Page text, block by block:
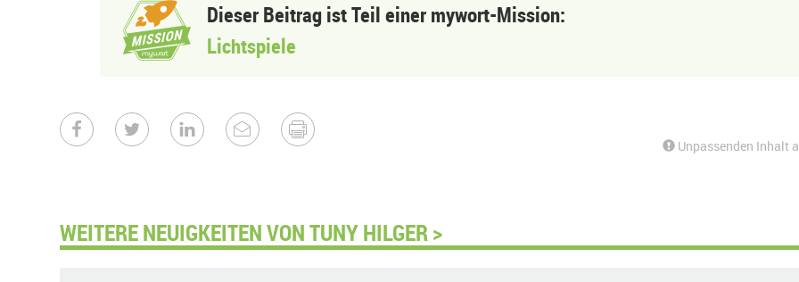
Dieser Beitrag ist Teil einer mywort-Mission:
Lichtspiele
Unpassenden Inhalt
WEITERE NEUIGKEITEN VON TUNY HILGER >